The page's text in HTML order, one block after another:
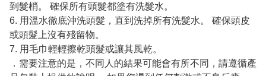
到髮梢。 確保所有頭髮都塗有洗髮水。
6. 用溫水徹底沖洗頭髮，直到洗掉所有洗髮水。 確保頭皮
或頭髮上沒有殘留物。
7. 用毛巾輕輕擦乾頭髮或讓其風乾。
．需要注意的是，不同人的結果可能會有所不同，請遵循產